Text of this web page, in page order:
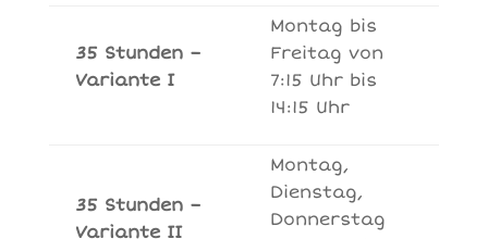
35 Stunden –
Variante I
Montag bis
Freitag von
7:15 Uhr bis
14:15 Uhr
35 Stunden –
Variante II
Montag,
Dienstag,
Donnerstag